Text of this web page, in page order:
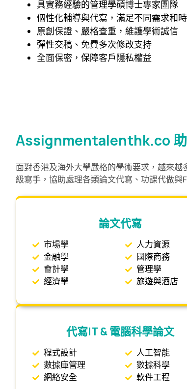
具實務經驗的管理學碩博士專家團隊
個性化輔導與代寫，滿足不同需求和
原創保證、嚴格查重，維護學術誠信
彈性交稿、免費多次修改支持
全面保密，保障客戶隱私權益
Assignmentalenthk.co 助
面對香港及海外大學嚴格的學術要求，越來
級寫手，協助處理各類論文代寫、功課代做與
論文代寫
市場學
金融學
會計學
經濟學
人力資源
國際商務
管理學
旅遊與酒店
代寫IT & 電腦科學論文
程式設計
數據庫管理
網絡安全
人工智能
數據科學
軟件工程